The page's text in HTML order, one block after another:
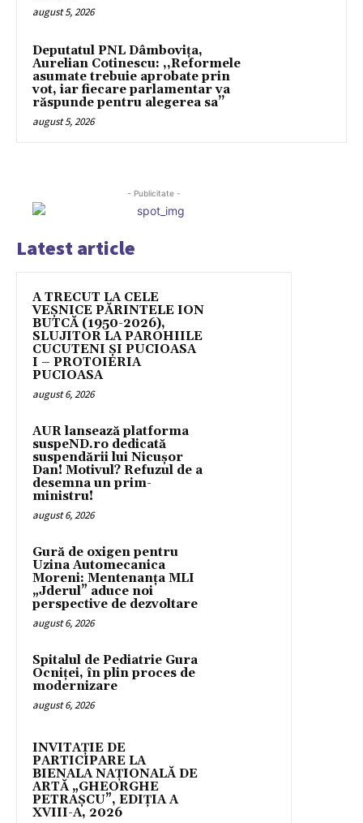
august 5, 2026
Deputatul PNL Dâmbovița,
Aurelian Cotinescu: ,,Reformele
asumate trebuie aprobate prin
vot, iar fiecare parlamentar va
răspunde pentru alegerea sa’’
august 5, 2026
- Publicitate -
Latest article
A TRECUT LA CELE
VEȘNICE PĂRINTELE ION
BUTCĂ (1950-2026),
SLUJITOR LA PAROHIILE
CUCUTENI ȘI PUCIOASA
I – PROTOIERIA
PUCIOASA
august 6, 2026
AUR lansează platforma
suspeND.ro dedicată
suspendării lui Nicușor
Dan! Motivul? Refuzul de a
desemna un prim-
ministru!
august 6, 2026
Gură de oxigen pentru
Uzina Automecanica
Moreni: Mentenanța MLI
„Jderul” aduce noi
perspective de dezvoltare
august 6, 2026
Spitalul de Pediatrie Gura
Ocniței, în plin proces de
modernizare
august 6, 2026
INVITAȚIE DE
PARTICIPARE LA
BIENALA NAȚIONALĂ DE
ARTĂ „GHEORGHE
PETRAȘCU”, EDIŢIA A
XVIII-A, 2026